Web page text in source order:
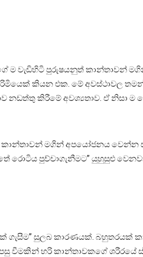
ම වැඩිහිටි පුරුෂයනුත් කාන්තාවන්
කියන එක. මේ අවස්ථාවල
කිරීමේ අවශ්‍යතාව. ඒ නිසා
මගින් අපයෝජනය වෙන්න
රොටිය පුච්චාගැනීමට” යුහුසුළු
ගැසීම” සුලබ කාරණයක්.
වීමකින් හරි කාන්තාවකගේ ශරීරයේ